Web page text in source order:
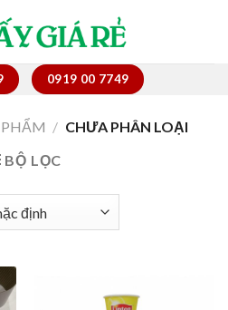
0919 00 7749
/ CHƯA PHÂN LOẠI
BỘ LỌC